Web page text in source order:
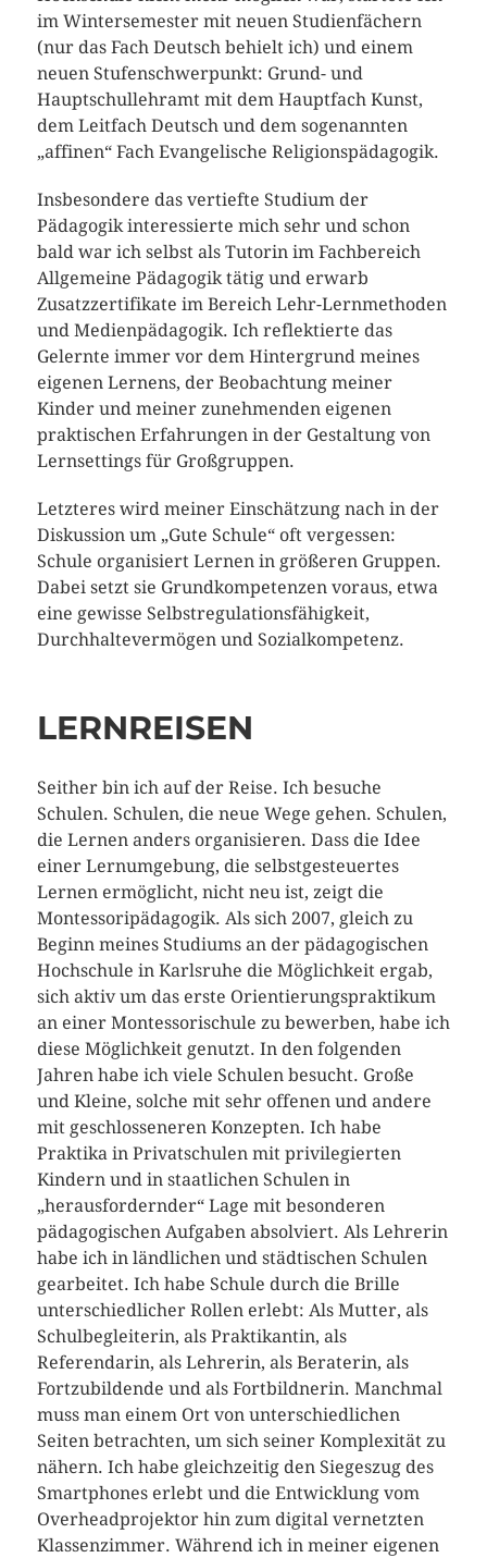
im Wintersemester mit neuen Studienfächern
(nur das Fach Deutsch behielt ich) und einem
neuen Stufenschwerpunkt: Grund- und
Hauptschullehramt mit dem Hauptfach Kunst,
dem Leitfach Deutsch und dem sogenannten
„affinen“ Fach Evangelische Religionspädagogik.
Insbesondere das vertiefte Studium der
Pädagogik interessierte mich sehr und schon
bald war ich selbst als Tutorin im Fachbereich
Allgemeine Pädagogik tätig und erwarb
Zusatzzertifikate im Bereich Lehr-Lernmethoden
und Medienpädagogik. Ich reflektierte das
Gelernte immer vor dem Hintergrund meines
eigenen Lernens, der Beobachtung meiner
Kinder und meiner zunehmenden eigenen
praktischen Erfahrungen in der Gestaltung von
Lernsettings für Großgruppen.
Letzteres wird meiner Einschätzung nach in der
Diskussion um „Gute Schule“ oft vergessen:
Schule organisiert Lernen in größeren Gruppen.
Dabei setzt sie Grundkompetenzen voraus, etwa
eine gewisse Selbstregulationsfähigkeit,
Durchhaltevermögen und Sozialkompetenz.
LERNREISEN
Seither bin ich auf der Reise. Ich besuche
Schulen. Schulen, die neue Wege gehen. Schulen,
die Lernen anders organisieren. Dass die Idee
einer Lernumgebung, die selbstgesteuertes
Lernen ermöglicht, nicht neu ist, zeigt die
Montessoripädagogik. Als sich 2007, gleich zu
Beginn meines Studiums an der pädagogischen
Hochschule in Karlsruhe die Möglichkeit ergab,
sich aktiv um das erste Orientierungspraktikum
an einer Montessorischule zu bewerben, habe ich
diese Möglichkeit genutzt. In den folgenden
Jahren habe ich viele Schulen besucht. Große
und Kleine, solche mit sehr offenen und andere
mit geschlosseneren Konzepten. Ich habe
Praktika in Privatschulen mit privilegierten
Kindern und in staatlichen Schulen in
„herausfordernder“ Lage mit besonderen
pädagogischen Aufgaben absolviert. Als Lehrerin
habe ich in ländlichen und städtischen Schulen
gearbeitet. Ich habe Schule durch die Brille
unterschiedlicher Rollen erlebt: Als Mutter, als
Schulbegleiterin, als Praktikantin, als
Referendarin, als Lehrerin, als Beraterin, als
Fortzubildende und als Fortbildnerin. Manchmal
muss man einem Ort von unterschiedlichen
Seiten betrachten, um sich seiner Komplexität zu
nähern. Ich habe gleichzeitig den Siegeszug des
Smartphones erlebt und die Entwicklung vom
Overheadprojektor hin zum digital vernetzten
Klassenzimmer. Während ich in meiner eigenen